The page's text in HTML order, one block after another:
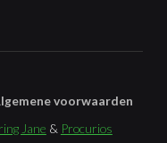
voorwaarden
Jane & Procurios